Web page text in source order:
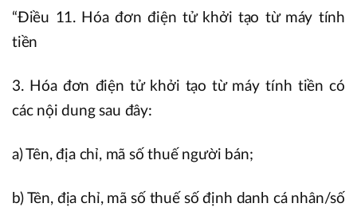
“Điều 11. Hóa đơn điện tử khởi tạo từ máy tính
tiền
3. Hóa đơn điện tử khởi tạo từ máy tính tiền có
các nội dung sau đây:
a) Tên, địa chỉ, mã số thuế người bán;
b) Tên, địa chỉ, mã số thuế số định danh cá nhân/số